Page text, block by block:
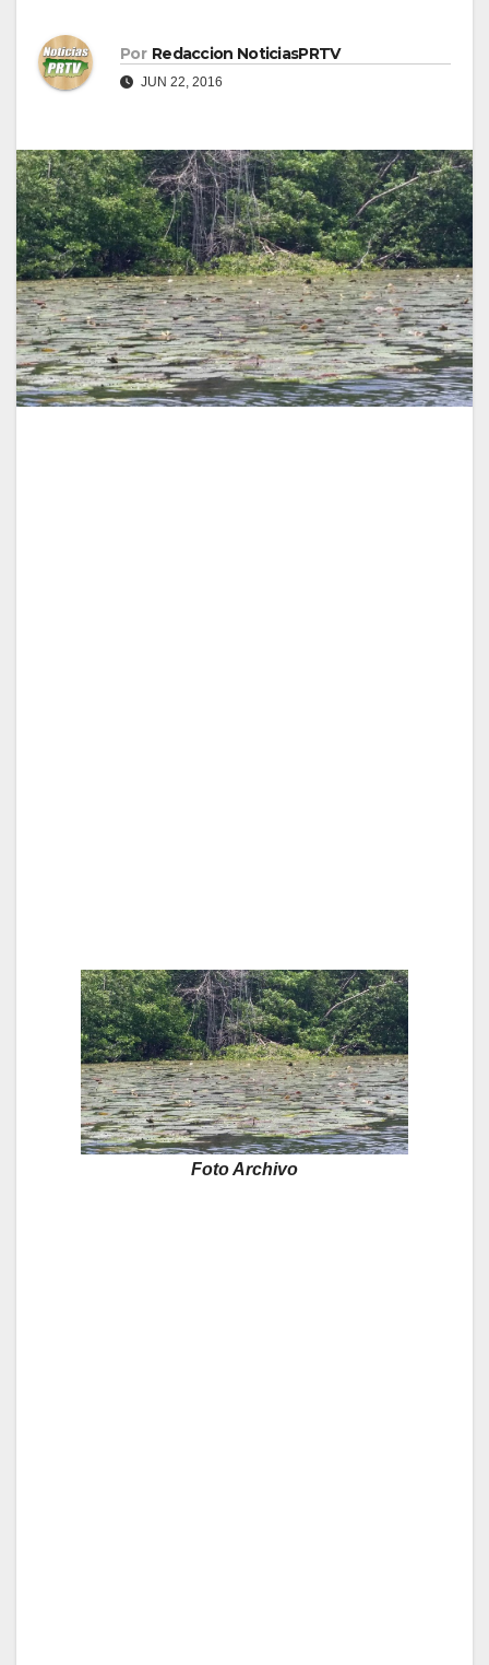
Por Redaccion NoticiasPRTV
JUN 22, 2016
Foto Archivo